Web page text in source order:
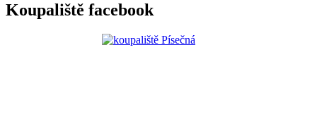
Koupaliště facebook